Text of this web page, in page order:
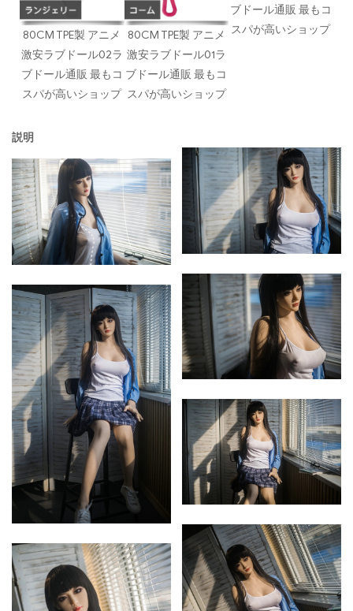
80CM TPE製 アニメ
激安ラブドール02ラ
ブドール通販 最もコ
スパが高いショップ
80CM TPE製 アニメ
激安ラブドール01ラ
ブドール通販 最もコ
スパが高いショップ
ブドール通販 最もコ
スパが高いショップ
説明